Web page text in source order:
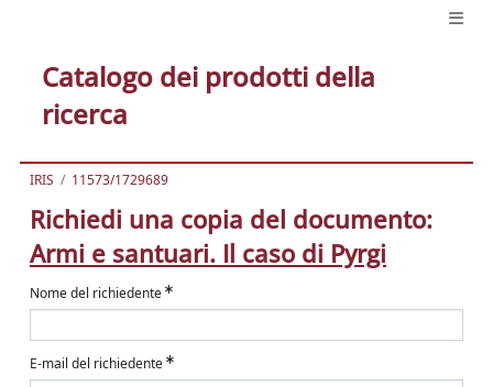
Catalogo dei prodotti della
ricerca
IRIS 11573/1729689
Richiedi una copia del documento:
Armi e santuari. Il caso di Pyrgi
Nome del richiedente
E-mail del richiedente